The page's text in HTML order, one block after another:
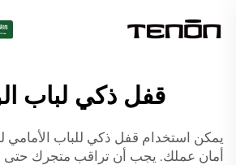
قفل ذكي لباب
يمكن استخدام قفل ذكي للباب الأمامي
أمان عملك. يجب أن تراقب متجرك حتى